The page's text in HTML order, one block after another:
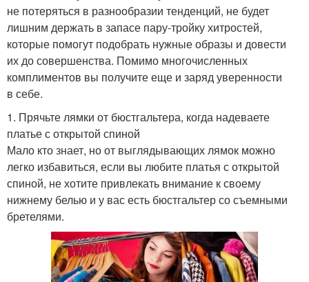
не потеряться в разнообразии тенденций, не будет
лишним держать в запасе пару-тройку хитростей,
которые помогут подобрать нужные образы и довести
их до совершенства. Помимо многочисленных
комплиментов вы получите еще и заряд уверенности
в себе.
1. Прячьте лямки от бюстгальтера, когда надеваете
платье с открытой спиной
Мало кто знает, но от выглядывающих лямок можно
легко избавиться, если вы любите платья с открытой
спиной, не хотите привлекать внимание к своему
нижнему белью и у вас есть бюстгальтер со съемными
бретелями.